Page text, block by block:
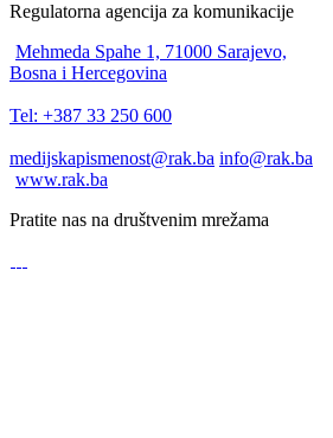
Regulatorna agencija za komunikacije
Mehmeda Spahe 1, 71000 Sarajevo,
Bosna i Hercegovina
Tel: +387 33 250 600
medijskapismenost@rak.ba info@rak.ba
www.rak.ba
Pratite nas na društvenim mrežama